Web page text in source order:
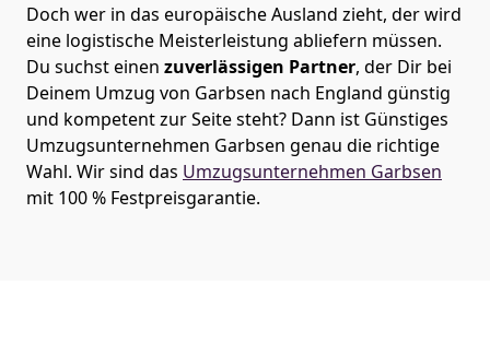
Doch wer in das europäische Ausland zieht, der wird
eine logistische Meisterleistung abliefern müssen.
Du suchst einen zuverlässigen Partner, der Dir bei
Deinem Umzug von Garbsen nach England günstig
und kompetent zur Seite steht? Dann ist Günstiges
Umzugsunternehmen Garbsen genau die richtige
Wahl. Wir sind das Umzugsunternehmen Garbsen
mit 100 % Festpreisgarantie.